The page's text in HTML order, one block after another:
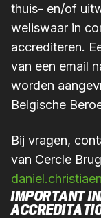
thuis- en/of
weliswaar in
accrediteren.
van een email
worden
Belgische
Bij vragen,
van Cercle
IMPORTANT